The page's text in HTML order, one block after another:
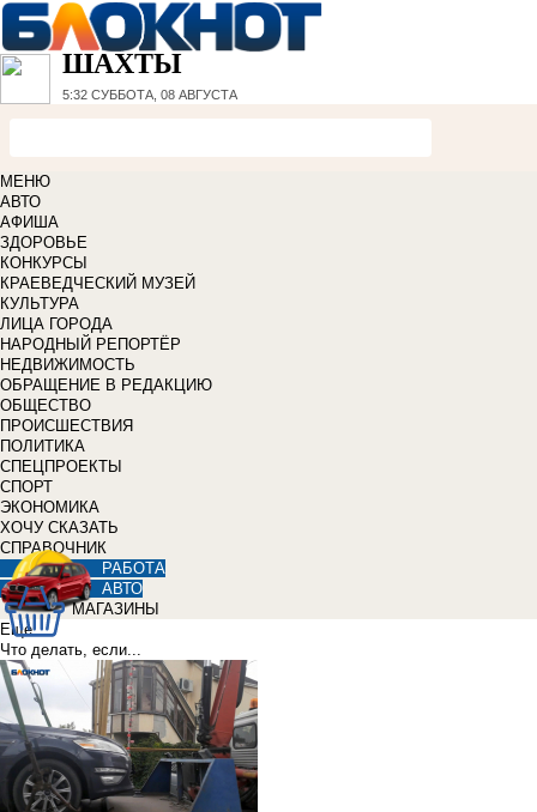
ШАХТЫ
5:32 СУББОТА, 08 АВГУСТА
МЕНЮ
АВТО
АФИША
ЗДОРОВЬЕ
КОНКУРСЫ
КРАЕВЕДЧЕСКИЙ МУЗЕЙ
КУЛЬТУРА
ЛИЦА ГОРОДА
НАРОДНЫЙ РЕПОРТЁР
НЕДВИЖИМОСТЬ
ОБРАЩЕНИЕ В РЕДАКЦИЮ
ОБЩЕСТВО
ПРОИСШЕСТВИЯ
ПОЛИТИКА
СПЕЦПРОЕКТЫ
СПОРТ
ЭКОНОМИКА
ХОЧУ СКАЗАТЬ
СПРАВОЧНИК
РАБОТА
АВТО
МАГАЗИНЫ
Еще
Что делать, если...